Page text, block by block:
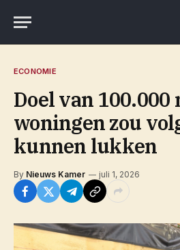
ECONOMIE
Doel van 100.000
woningen zou
kunnen lukken
By Nieuws Kamer juli 1, 2026